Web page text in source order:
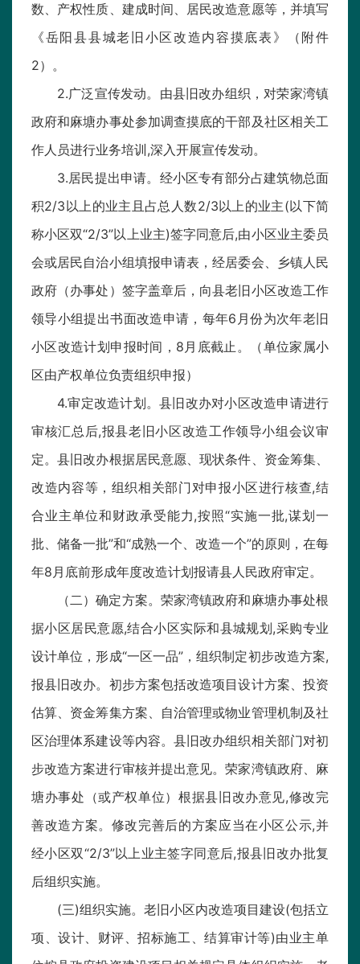
数、产权性质、建成时间、居民改造意愿等，并填写
《岳阳县县城老旧小区改造内容摸底表》（附件
2）。
2.广泛宣传发动。由县旧改办组织，对荣家湾镇
政府和麻塘办事处参加调查摸底的干部及社区相关工
作人员进行业务培训,深入开展宣传发动。
3.居民提出申请。经小区专有部分占建筑物总面
积2/3以上的业主且占总人数2/3以上的业主(以下简
称小区双“2/3”以上业主)签字同意后,由小区业主委员
会或居民自治小组填报申请表，经居委会、乡镇人民
政府（办事处）签字盖章后，向县老旧小区改造工作
领导小组提出书面改造申请，每年6月份为次年老旧
小区改造计划申报时间，8月底截止。（单位家属小
区由产权单位负责组织申报）
4.审定改造计划。县旧改办对小区改造申请进行
审核汇总后,报县老旧小区改造工作领导小组会议审
定。县旧改办根据居民意愿、现状条件、资金筹集、
改造内容等，组织相关部门对申报小区进行核查,结
合业主单位和财政承受能力,按照“实施一批,谋划一
批、储备一批”和“成熟一个、改造一个”的原则，在每
年8月底前形成年度改造计划报请县人民政府审定。
（二）确定方案。荣家湾镇政府和麻塘办事处根
据小区居民意愿,结合小区实际和县城规划,采购专业
设计单位，形成“一区一品”，组织制定初步改造方案,
报县旧改办。初步方案包括改造项目设计方案、投资
估算、资金筹集方案、自治管理或物业管理机制及社
区治理体系建设等内容。县旧改办组织相关部门对初
步改造方案进行审核并提出意见。荣家湾镇政府、麻
塘办事处（或产权单位）根据县旧改办意见,修改完
善改造方案。修改完善后的方案应当在小区公示,并
经小区双“2/3”以上业主签字同意后,报县旧改办批复
后组织实施。
(三)组织实施。老旧小区内改造项目建设(包括立
项、设计、财评、招标施工、结算审计等)由业主单